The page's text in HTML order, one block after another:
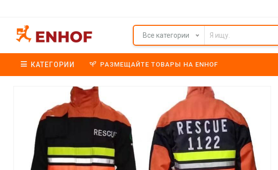
Все категории
КАТЕГОРИИ РАЗМЕЩАЙТЕ ТОВАРЫ НА ENHOF